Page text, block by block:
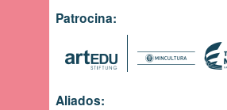
Patrocina:
Aliados: